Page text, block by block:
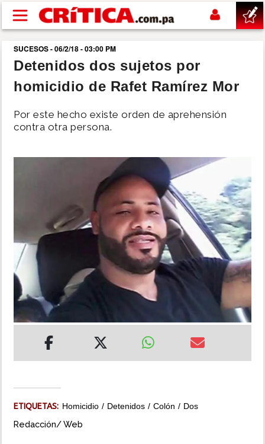
Pasar al contenido principal
buscar
SUCESOS
NACIONAL
DEPORTES
MUNDO
INSÓLITAS
MULTIMEDIA
SUCESOS - 06/2/18 - 03:00 PM
Detenidos dos sujetos por
homicidio de Rafet Ramírez Mor
Por este hecho existe orden de aprehensión
contra otra persona.
ETIQUETAS: Homicidio Detenidos Colón Dos
Redacción/ Web